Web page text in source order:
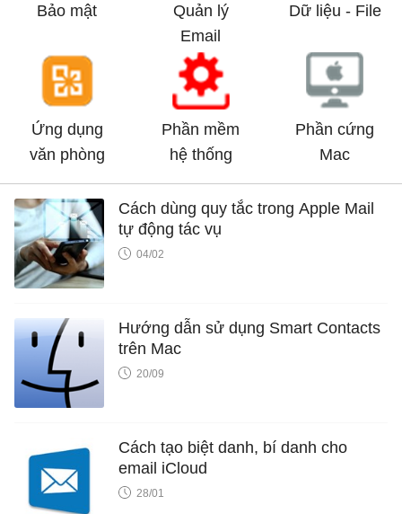
Bảo mật
Ứng dụng
văn phòng
Quản lý
Email
Phần mềm
hệ thống
Dữ liệu - File
Phần cứng
Mac
Cách dùng quy tắc trong Apple Mail
tự động tác vụ
04/02
Hướng dẫn sử dụng Smart Contacts
trên Mac
20/09
Cách tạo biệt danh, bí danh cho
email iCloud
28/01